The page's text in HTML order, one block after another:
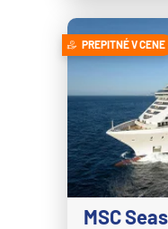
PREPITNÉ V CENE
MSC